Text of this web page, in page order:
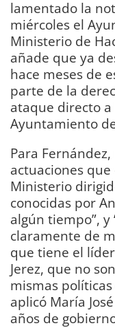
lamentado la
miércoles el
Ministerio de
añade que ya
hace meses de
parte de la
ataque directo
Ayuntamiento de
Para
actuaciones
Ministerio
conocidas por
algún tiempo”,
claramente de
que tiene el
Jerez, que no
mismas
aplicó María
años de